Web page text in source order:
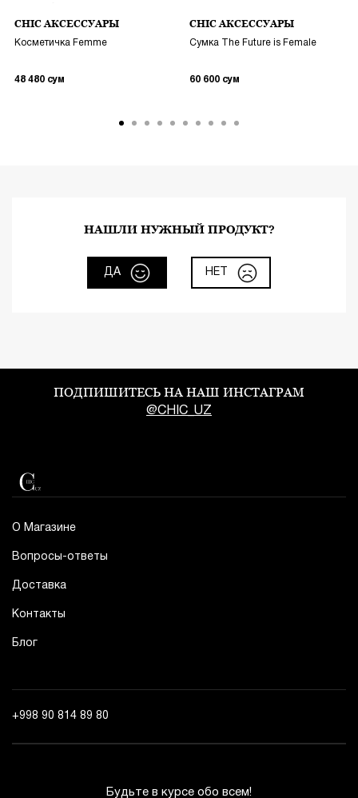
CHIC АКСЕССУАРЫ
Косметичка Femme
48 480 сум
CHIC АКСЕССУАРЫ
Сумка The Future is Female
60 600 сум
НАШЛИ НУЖНЫЙ ПРОДУКТ?
ДА НЕТ
ПОДПИШИТЕСЬ НА НАШ ИНСТАГРАМ
@CHIC_UZ
О Магазине
Вопросы-ответы
Доставка
Контакты
Блог
+998 90 814 89 80
Будьте в курсе обо всем!